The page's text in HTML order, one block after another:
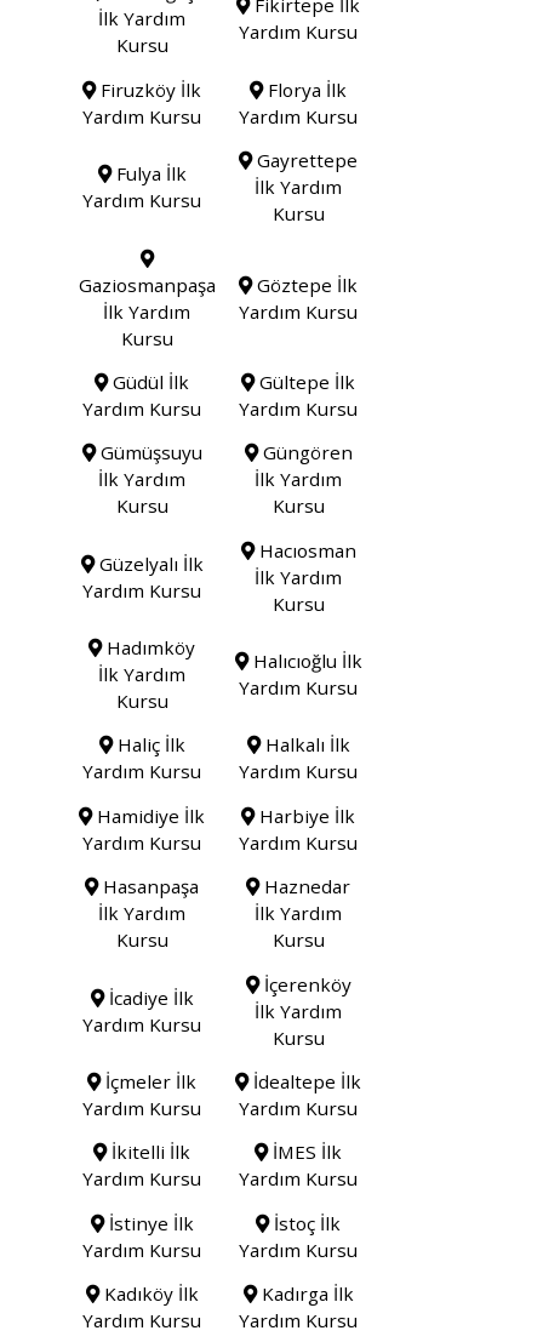
İlk Yardım
Kursu
Fikirtepe İlk
Yardım Kursu
Firuzköy İlk
Yardım Kursu
Florya İlk
Yardım Kursu
Fulya İlk
Yardım Kursu
Gayrettepe
İlk Yardım
Kursu
Gaziosmanpaşa
İlk Yardım
Kursu
Göztepe İlk
Yardım Kursu
Güdül İlk
Yardım Kursu
Gültepe İlk
Yardım Kursu
Gümüşsuyu
İlk Yardım
Kursu
Güngören
İlk Yardım
Kursu
Güzelyalı İlk
Yardım Kursu
Hacıosman
İlk Yardım
Kursu
Hadımköy
İlk Yardım
Kursu
Halıcıoğlu İlk
Yardım Kursu
Haliç İlk
Yardım Kursu
Halkalı İlk
Yardım Kursu
Hamidiye İlk
Yardım Kursu
Harbiye İlk
Yardım Kursu
Hasanpaşa
İlk Yardım
Kursu
Haznedar
İlk Yardım
Kursu
İcadiye İlk
Yardım Kursu
İçerenköy
İlk Yardım
Kursu
İçmeler İlk
Yardım Kursu
İdealtepe İlk
Yardım Kursu
İkitelli İlk
Yardım Kursu
İMES İlk
Yardım Kursu
İstinye İlk
Yardım Kursu
İstoç İlk
Yardım Kursu
Kadıköy İlk
Yardım Kursu
Kadırga İlk
Yardım Kursu